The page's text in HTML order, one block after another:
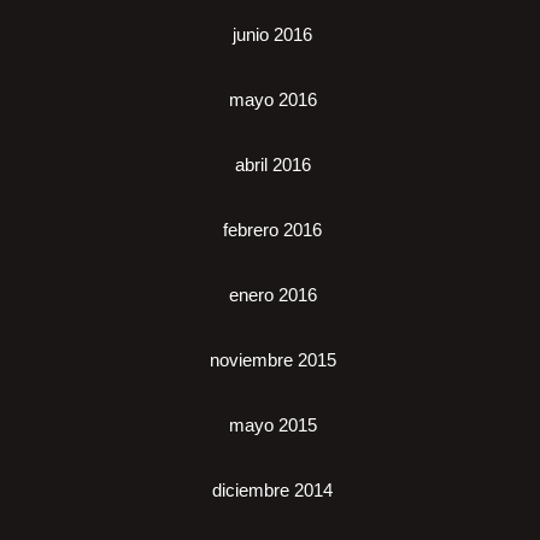
junio 2016
mayo 2016
abril 2016
febrero 2016
enero 2016
noviembre 2015
mayo 2015
diciembre 2014